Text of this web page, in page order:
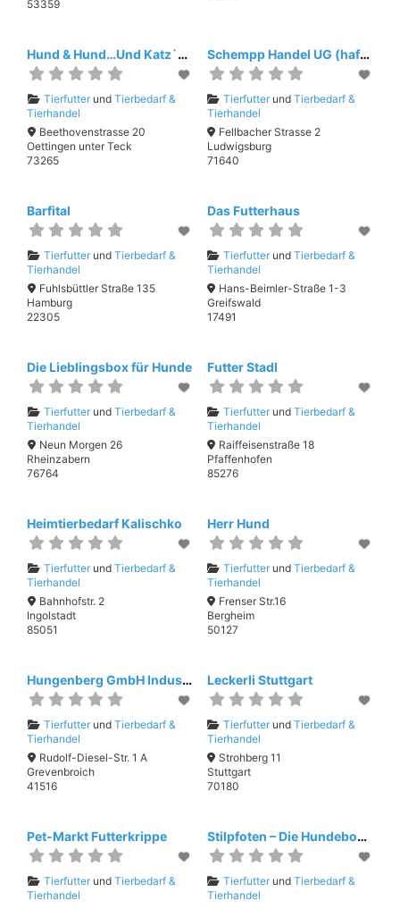
53359
Hund & Hund…Und Katz`natürlich auch
Tierfutterund Tierbedarf &
Tierhandel
Beethovenstrasse 20
Oettingen unter Teck
73265
Schempp Handel UG (haftungsbeschränkt)
Tierfutter undTierbedarf &
Tierhandel
Fellbacher Strasse 2
Ludwigsburg
71640
Barfital
Tierfutterund Tierbedarf &
Tierhandel
Fuhlsbüttler Straße 135
Hamburg
22305
Das Futterhaus
Tierfutter undTierbedarf &
Tierhandel
Hans-Beimler-Straße 1-3
Greifswald
17491
Die Lieblingsbox für Hunde
Tierfutterund Tierbedarf &
Tierhandel
Neun Morgen 26
Rheinzabern
76764
Futter Stadl
Tierfutter undTierbedarf &
Tierhandel
Raiffeisenstraße 18
Pfaffenhofen
85276
Heimtierbedarf Kalischko
Tierfutterund Tierbedarf &
Tierhandel
Bahnhofstr. 2
Ingolstadt
85051
Herr Hund
Tierfutter undTierbedarf &
Tierhandel
Frenser Str.16
Bergheim
50127
Hungenberg GmbH Industrieg. Wevelinghoven
Tierfutterund Tierbedarf &
Tierhandel
Rudolf-Diesel-Str. 1 A
Grevenbroich
41516
Leckerli Stuttgart
Tierfutter undTierbedarf &
Tierhandel
Strohberg 11
Stuttgart
70180
Pet-Markt Futterkrippe
Tierfutterund Tierbedarf &
Tierhandel
Stilpfoten – Die Hundeboutique
Tierfutter undTierbedarf &
Tierhandel